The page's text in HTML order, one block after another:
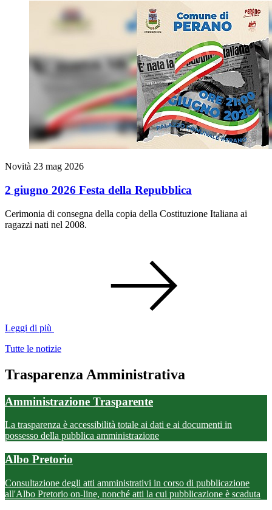
Novità 23 mag 2026
2 giugno 2026 Festa della Repubblica
Cerimonia di consegna della copia della Costituzione Italiana ai
ragazzi nati nel 2008.
Leggi di più
Tutte le notizie
Trasparenza Amministrativa
Amministrazione Trasparente
La trasparenza è accessibilità totale ai dati e ai documenti in
possesso della pubblica amministrazione
Albo Pretorio
Consultazione degli atti amministrativi in corso di pubblicazione
all'Albo Pretorio on-line, nonché atti la cui pubblicazione è scaduta